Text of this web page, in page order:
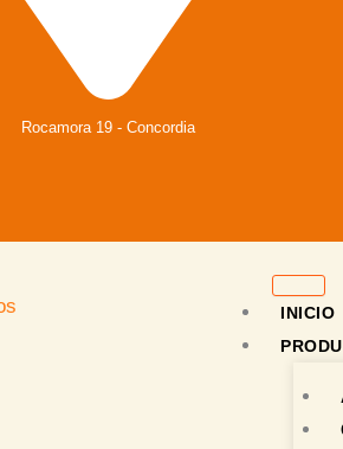
Rocamora 19 - Concordia
INICIO